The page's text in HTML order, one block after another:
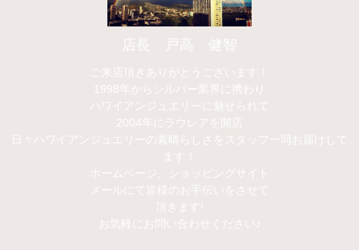
店長 戸高 健智
ご来店頂きありがとうございます！
1998年からシルバー業界に携わり
ハワイアンジュエリーに魅せられて
2004年にラウレアを開店
日々ハワイアンジュエリーの素晴らしさをスタッフ一同お届けして
ます！
ホームページ、ショッピングサイト
メールにて皆様のお手伝いをさせて
頂きます!
お気軽にお問い合わせください♪